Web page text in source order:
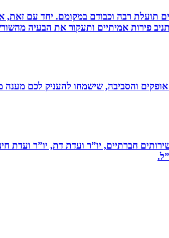
תועלת רבה וכבודם במקומם. יחד עם
פירות אמיתיים ותעקור את הבעיה
והסביבה, שישמחו להעניק לכם מענה
חברתיים, יו”ר ועדת דת, יו”ר ועדת